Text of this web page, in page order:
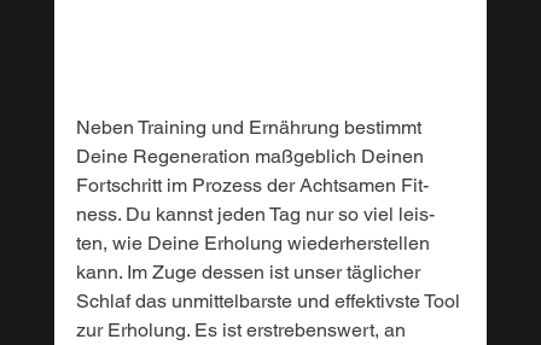
Neben Training und Ernährung bestimmt
Deine Regeneration maßgeblich Deinen
Fortschritt im Prozess der Achtsamen Fit-
ness. Du kannst jeden Tag nur so viel leis-
ten, wie Deine Erholung wiederherstellen
kann. Im Zuge dessen ist unser täglicher
Schlaf das unmittelbarste und effektivste Tool
zur Erholung. Es ist erstrebenswert, an